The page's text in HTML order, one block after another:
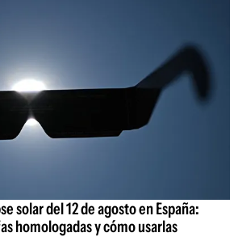
solar del 12 de agosto en España:
homologadas y cómo usarlas